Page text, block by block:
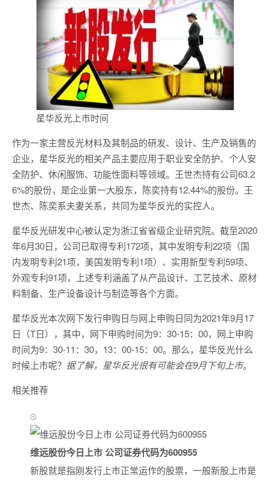
星华反光上市时间
作为一家主营反光材料及其制品的研发、设计、生产及销售的
企业，星华反光的相关产品主要应用于职业安全防护、个人安
全防护、休闲服饰、功能性面料等领域。王世杰持有公司63.2
6%的股份，是企业第一大股东，陈奕持有12.44%的股份。王
世杰、陈奕系夫妻关系，共同为星华反光的实控人。
星华反光研发中心被认定为浙江省省级企业研究院。截至2020
年6月30日，公司已取得专利172项，其中发明专利22项（国
内发明专利21项，美国发明专利1项）、实用新型专利59项、
外观专利91项，上述专利涵盖了从产品设计、工艺技术、原材
料制备、生产设备设计与制造等各个方面。
星华反光本次网下发行申购日与网上申购日同为2021年9月17
日（T日），其中，网下申购时间为9：30-15：00，网上申购
时间为9：30-11：30，13：00-15：00。那么，星华反光什么
时候上市呢？ 据了解，星华反光很有可能会在9月下旬上市。
相关推荐
维远股份今日上市 公司证券代码为600955
新股就是指刚发行上市正常运作的股票，一般新股上市是